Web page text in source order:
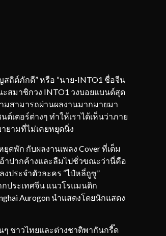
ถิต์ภักดี” หรือ “นาย-INTO1 ชื่อจีน
ะสมาชิกวง INTO1 วงบอยแบนด์สุด
มสามารถผ่านผลงานมากมายมา
ต์เตอร์ต่างๆ ทำให้เราได้เห็นว่าภาย
ยามที่ไม่เคยหยุดนิ่ง
ดพัก กับผลงานเพลง Cover ที่เต็ม
าปากค้างและลืมไปชั่วขณะว่านี่คือ
งประจำตัวละคร “ไป๋หลี่ถูซู”
ประเทศจีน แนวโรแมนติก
Aurogon นำแสดงโดยนักแสดง
ๆ ชาวไทยและต่างชาติพากันกรี๊ด